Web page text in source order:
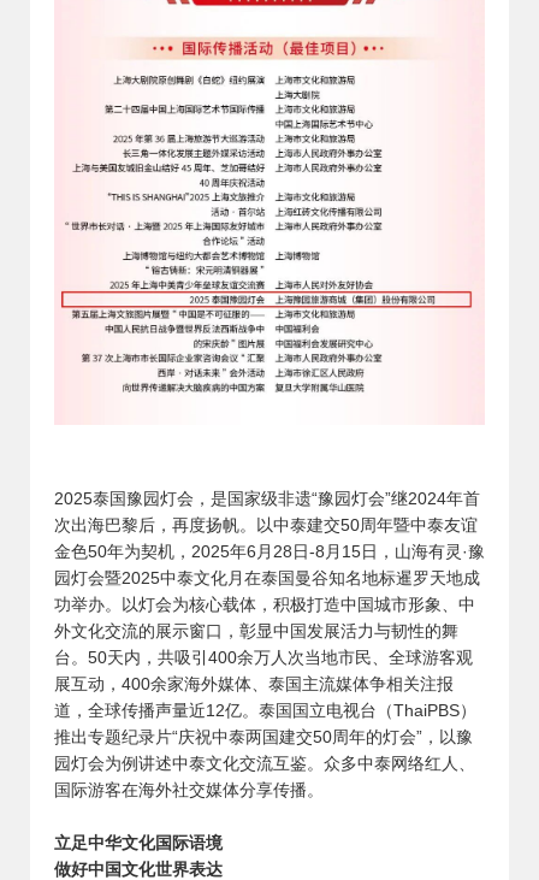
2025泰国豫园灯会，是国家级非遗“豫园灯会”继2024年首
次出海巴黎后，再度扬帆。以中泰建交50周年暨中泰友谊
金色50年为契机，2025年6月28日-8月15日，山海有灵·豫
园灯会暨2025中泰文化月在泰国曼谷知名地标暹罗天地成
功举办。以灯会为核心载体，积极打造中国城市形象、中
外文化交流的展示窗口，彰显中国发展活力与韧性的舞
台。50天内，共吸引400余万人次当地市民、全球游客观
展互动，400余家海外媒体、泰国主流媒体争相关注报
道，全球传播声量近12亿。泰国国立电视台（ThaiPBS）
推出专题纪录片“庆祝中泰两国建交50周年的灯会”，以豫
园灯会为例讲述中泰文化交流互鉴。众多中泰网络红人、
国际游客在海外社交媒体分享传播。
立足中华文化国际语境
做好中国文化世界表达